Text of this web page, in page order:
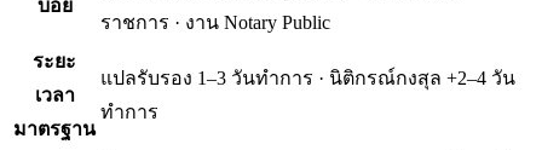
บ่อย
ราชการ · งาน Notary Public
ระยะ
เวลา
มาตรฐาน
แปลรับรอง 1–3 วันทำการ · นิติกรณ์กงสุล +2–4 วัน
ทำการ